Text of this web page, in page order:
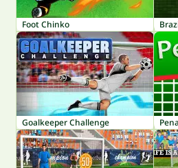
Foot Chinko
Goalkeeper Challenge